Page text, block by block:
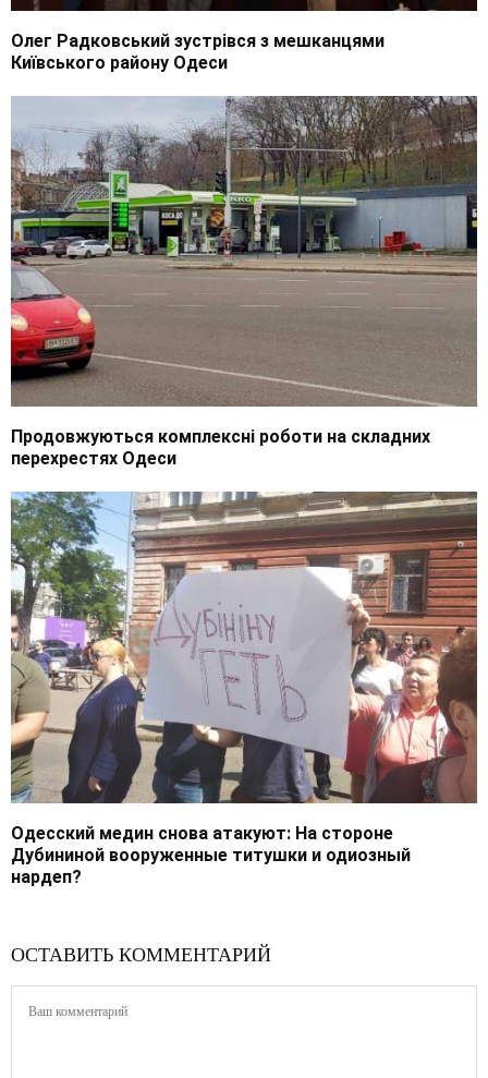
Олег Радковський зустрівся з мешканцями
Київського району Одеси
Продовжуються комплексні роботи на складних
перехрестях Одеси
Одесский медин снова атакуют: На стороне
Дубининой вооруженные титушки и одиозный
нардеп?
ОСТАВИТЬ КОММЕНТАРИЙ